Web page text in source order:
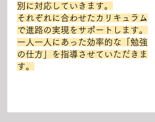
別に対応していきます。
それぞれに合わせたカリキュラム
で進路の実現をサポートします。
一人一人にあった効率的な「勉強
の仕方」を指導させていただきま
す。